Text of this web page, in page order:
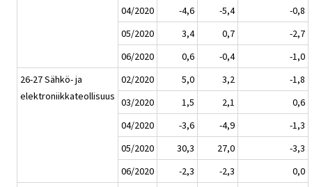
04/2020
-4,6 -5,4
-0,8
05/2020
3,4 0,7
-2,7
06/2020
0,6 -0,4
-1,0
26-27 Sähkö- ja
elektroniikkateollisuus
02/2020 5,0 3,2
-1,8
03/2020
1,5 2,1
0,6
04/2020
-3,6 -4,9
-1,3
05/2020
30,3 27,0
-3,3
06/2020
-2,3 -2,3
0,0